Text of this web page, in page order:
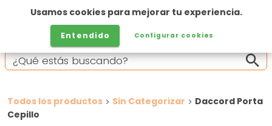
Todos los productos Sin Categorizar
Daccord Porta
Cepillo
Usamos cookies para mejorar tu experiencia.
Entendido Configurar cookies